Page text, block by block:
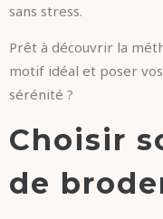
sans stress.
Prêt à découvrir la
motif idéal et poser
sérénité ?
Choisir
de